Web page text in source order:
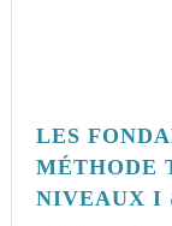
LES
MÉTHODE
NIVEAUX I